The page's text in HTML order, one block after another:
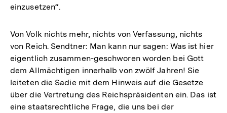
einzusetzen“.
Von Volk nichts mehr, nichts von Verfassung, nichts
von Reich. Sendtner: Man kann nur sagen: Was ist hier
eigentlich zusammen-geschworen worden bei Gott
dem Allmächtigen innerhalb von zwölf Jahren! Sie
leiteten die Sadie mit dem Hinweis auf die Gesetze
über die Vertretung des Reichspräsidenten ein. Das ist
eine staatsrechtliche Frage, die uns bei der